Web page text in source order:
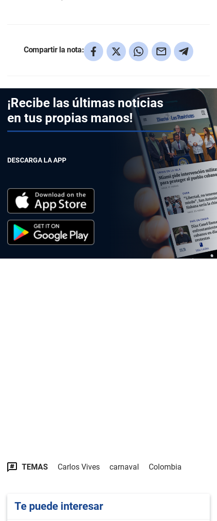
Compartir la nota:
¡Recibe las últimas noticias
en tus propias manos!
DESCARGA LA APP
TEMAS Carlos Vives carnaval Colombia
Te puede interesar